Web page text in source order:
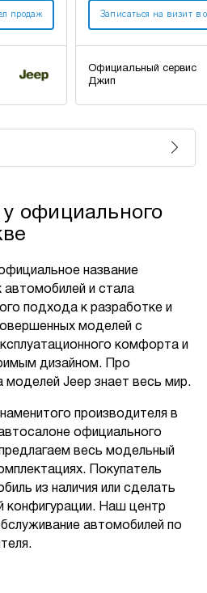
продаж Записаться на визит в
Официальный сервис
Джип
официального
название
и стала
подхода к разработке и
моделей с
комфорта и
дизайном. Про
Jeep знает весь мир.
производителя в
официального
весь модельный
Покупатель
из наличия или сделать
конфигурации. Наш центр
автомобилей по